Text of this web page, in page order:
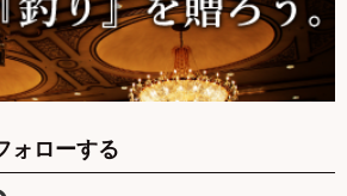
ォローする